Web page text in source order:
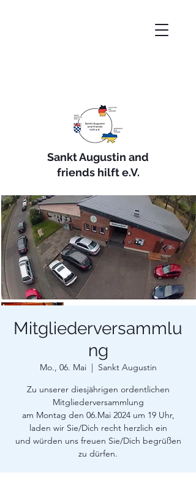
Sankt Augustin and
friends hilft e.V.
Mitgliederversammlu
ng
Mo., 06. Mai
  |
Sankt Augustin
Zu unserer diesjährigen ordentlichen
Mitgliederversammlung
am Montag den 06.Mai 2024 um 19 Uhr,
laden wir Sie/Dich recht herzlich ein
und würden uns freuen Sie/Dich begrüßen
zu dürfen.